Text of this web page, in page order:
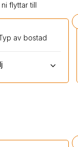
flyttar till
av bostad
keyboard_arrow_down